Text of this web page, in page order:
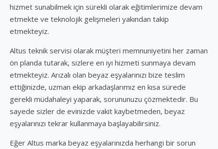
hizmet sunabilmek için sürekli olarak eğitimlerimize devam
etmekte ve teknolojik gelişmeleri yakından takip
etmekteyiz.
Altus teknik servisi olarak müşteri memnuniyetini her zaman
ön planda tutarak, sizlere en iyi hizmeti sunmaya devam
etmekteyiz. Arızalı olan beyaz eşyalarınızı bize teslim
ettiğinizde, uzman ekip arkadaşlarımız en kısa sürede
gerekli müdahaleyi yaparak, sorununuzu çözmektedir. Bu
sayede sizler de evinizde vakit kaybetmeden, beyaz
eşyalarınızı tekrar kullanmaya başlayabilirsiniz.
Eğer Altus marka beyaz eşyalarınızda herhangi bir sorun